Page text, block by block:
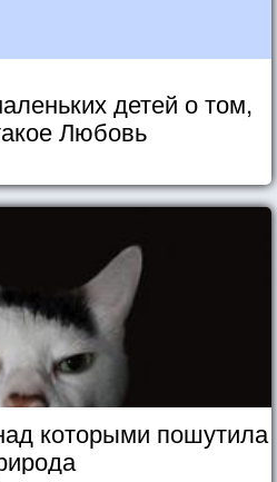
детей о том,
Любовь
которыми пошутила